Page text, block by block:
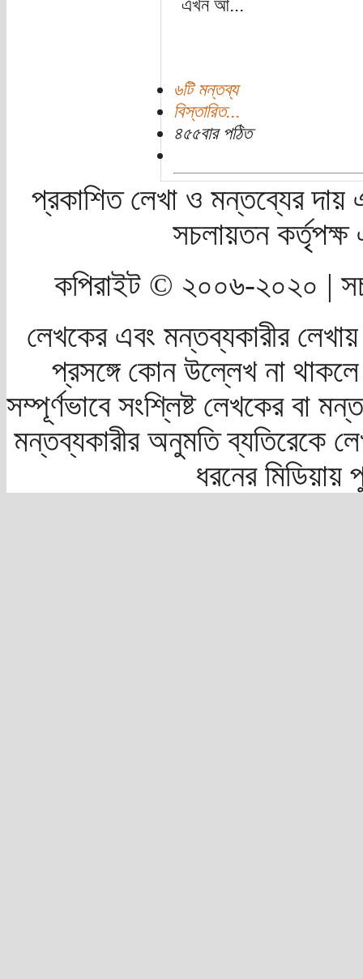
এখন আ...
৬টি মন্তব্য
বিস্তারিত...
৪৫৫বার পঠিত
প্রকাশিত লেখা ও মন্তব্যের দায়
সচলায়তন
কপিরাইট © ২০০৬-২০২০ |
লেখকের এবং মন্তব্যকারীর
প্রসঙ্গে কোন উল্লেখ না
সম্পূর্ণভাবে সংশ্লিষ্ট লেখকের বা
মন্তব্যকারীর অনুমতি ব্যতিরেকে
ধরনের মিডিয়ায়